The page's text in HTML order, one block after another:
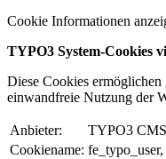
Cookie Informationen
TYPO3 System-Cookies
Diese Cookies
einwandfreie Nutzung der
Anbieter:
TYPO3 CMS
Cookiename: